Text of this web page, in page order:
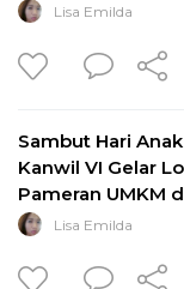
Lisa Emilda
Sambut Hari
Kanwil VI Gelar
Pameran UMKM
Lisa Emilda